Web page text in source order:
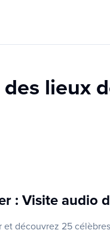
lieux
: Visite audio
découvrez 25